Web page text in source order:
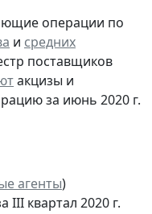
операции по
и средних
поставщиков
акцизы и
за июнь 2020 г.
агенты)
III квартал 2020 г.